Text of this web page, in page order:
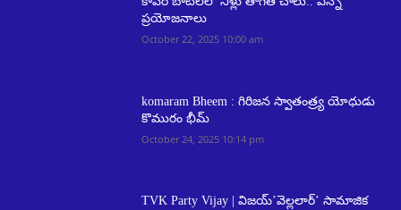
ప్రయోజనాలు
October 22, 2025 10:00 am
komaram Bheem : గిరిజన స్వాతంత్ర్య యోధుడు
కొమురం భీమ్
October 24, 2025 10:14 pm
TVK Party Vijay | విజయ్’వెల్లలార్’ సామాజిక